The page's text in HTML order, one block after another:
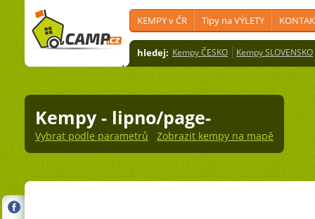
KEMPY v ČR Tipy na VÝLETY
hledej: Kempy ČESKO Kempy SLOVENSKO
Kempy - lipno/page-
Vybrat podle parametrů Zobrazit kempy na mapě